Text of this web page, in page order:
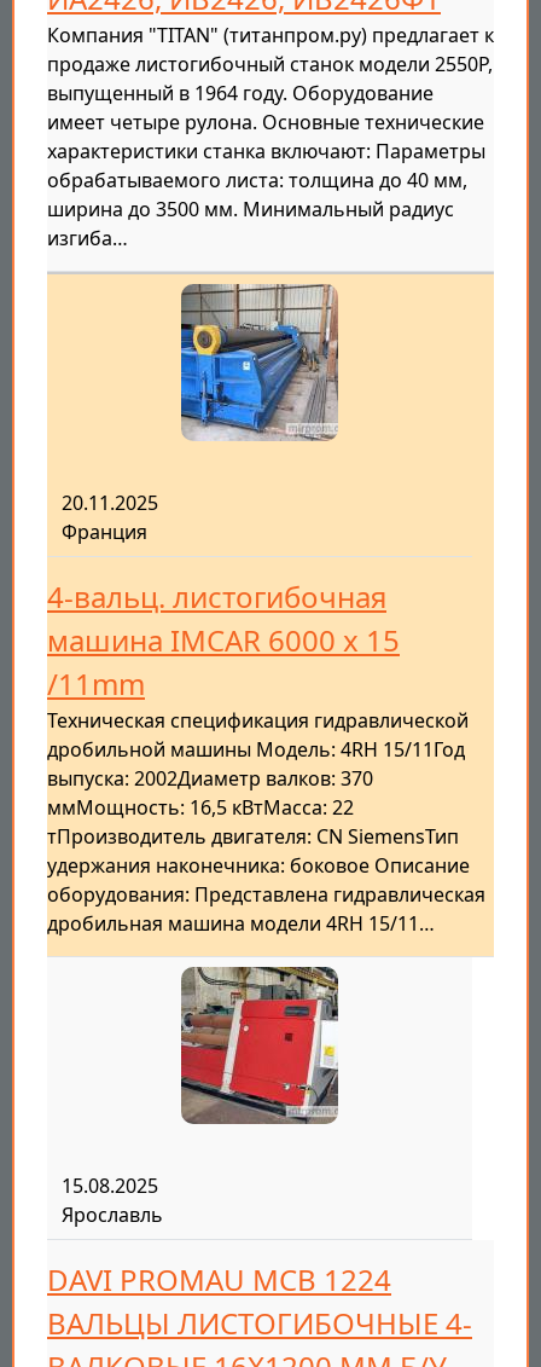
Компания "TITAN" (титанпром.ру) предлагает к
продаже листогибочный станок модели 2550P,
выпущенный в 1964 году. Оборудование
имеет четыре рулона. Основные технические
характеристики станка включают: Параметры
обрабатываемого листа: толщина до 40 мм,
ширина до 3500 мм. Минимальный радиус
изгиба…
20.11.2025
Франция
4-вальц. листогибочная
машина IMCAR 6000 x 15
/11mm
Техническая спецификация гидравлической
дробильной машины Модель: 4RH 15/11Год
выпуска: 2002Диаметр валков: 370
ммМощность: 16,5 кВтМасса: 22
тПроизводитель двигателя: CN SiemensТип
удержания наконечника: боковое Описание
оборудования: Представлена гидравлическая
дробильная машина модели 4RH 15/11…
15.08.2025
Ярославль
DAVI PROMAU MCB 1224
ВАЛЬЦЫ ЛИСТОГИБОЧНЫЕ 4-